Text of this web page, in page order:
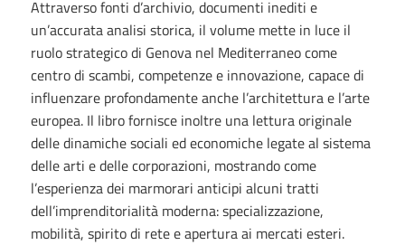
Attraverso fonti d’archivio, documenti inediti e
un’accurata analisi storica, il volume mette in luce il
ruolo strategico di Genova nel Mediterraneo come
centro di scambi, competenze e innovazione, capace di
influenzare profondamente anche l’architettura e l’arte
europea. Il libro fornisce inoltre una lettura originale
delle dinamiche sociali ed economiche legate al sistema
delle arti e delle corporazioni, mostrando come
l’esperienza dei marmorari anticipi alcuni tratti
dell’imprenditorialità moderna: specializzazione,
mobilità, spirito di rete e apertura ai mercati esteri.